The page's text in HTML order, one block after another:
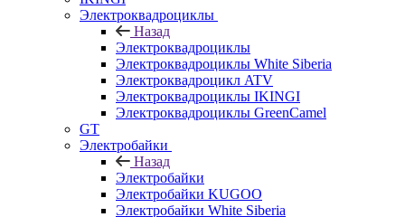
Электроквадроциклы
Назад
Электроквадроциклы
Электроквадроциклы White Siberia
Электроквадроцикл ATV
Электроквадроциклы IKINGI
Электроквадроциклы GreenCamel
GT
Электробайки
Назад
Электробайки
Электробайки KUGOO
Электробайки White Siberia